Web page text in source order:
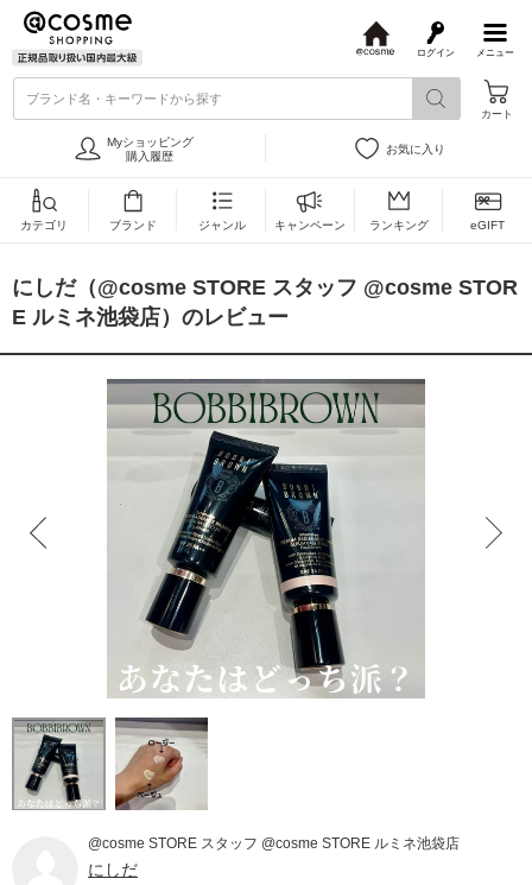
メニュー
ログイン
s
ブランド名・キーワードから探す
カート
Myショッピング
購入履歴
お気に入り
カテゴリ ブランド ジャンル キャンペーン ランキング eGIFT
にしだ（@cosme STORE スタッフ @cosme STOR
E ルミネ池袋店）のレビュー
@cosme STORE スタッフ @cosme STORE ルミネ池袋店
にしだ